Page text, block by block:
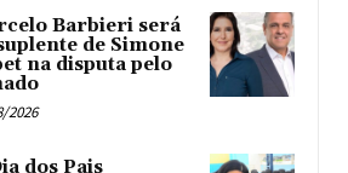
Barbieri será
de Simone
na disputa pelo
2026
dos Pais